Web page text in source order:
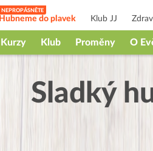
Hubneme do plavek Klub JJ
Kurzy Klub Proměny O
Sladký